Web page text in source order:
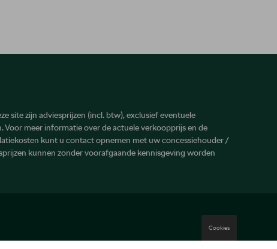
site zijn adviesprijzen (incl. btw), exclusief eventuele
Voor meer informatie over de actuele verkoopprijs en de
kunt u contact opnemen met uw concessiehouder /
kunnen zonder voorafgaande kennisgeving worden
Cookies